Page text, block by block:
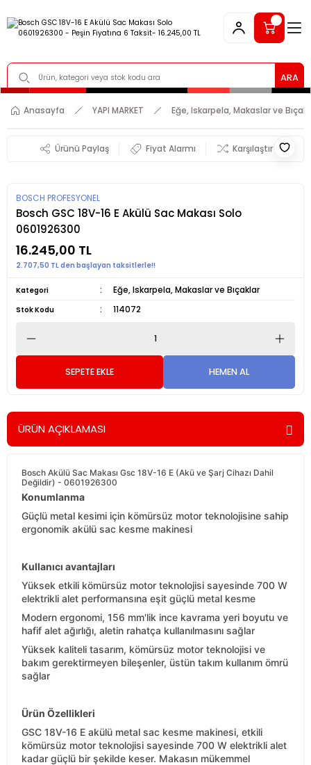
ARA
Anasayfa YAPI MARKET Eğe, Iskarpela, Makaslar ve
Ürünü Paylaş Fiyat Alarmı Karşılaştır
BOSCH PROFESYONEL
Bosch GSC 18V-16 E Akülü Sac Makası Solo
0601926300
16.245,00 TL
2.707,50 TL den başlayan taksitlerle!!
Kategori Eğe, Iskarpela, Makaslar ve Bıçaklar
Stok Kodu 114072
SEPETE EKLE HEMEN AL
ÜRÜN AÇIKLAMASI
Bosch Akülü Sac Makası Gsc 18V-16 E (Akü ve Şarj Cihazı Dahil
Değildir) - 0601926300
Konumlanma
Güçlü metal kesimi için kömürsüz motor teknolojisine sahip
ergonomik akülü sac kesme makinesi
Kullanıcı avantajları
Yüksek etkili kömürsüz motor teknolojisi sayesinde 700 W
elektrikli alet performansına eşit güçlü metal kesme
Modern ergonomi, 156 mm'lik ince kavrama yeri boyutu ve
hafif alet ağırlığı, aletin rahatça kullanılmasını sağlar
Yüksek kaliteli tasarım, kömürsüz motor teknolojisi ve
bakım gerektirmeyen bileşenler, üstün takım kullanım ömrü
sağlar
Ürün Özellikleri
GSC 18V-16 E akülü metal sac kesme makinesi, etkili
kömürsüz motor teknolojisi sayesinde 700 W elektrikli alet
kadar güçlü bir şekilde keser. Makasın mükemmel